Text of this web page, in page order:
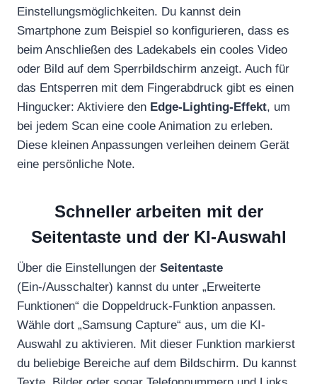
Einstellungsmöglichkeiten. Du kannst dein
Smartphone zum Beispiel so konfigurieren, dass es
beim Anschließen des Ladekabels ein cooles Video
oder Bild auf dem Sperrbildschirm anzeigt. Auch für
das Entsperren mit dem Fingerabdruck gibt es einen
Hingucker: Aktiviere den Edge-Lighting-Effekt, um
bei jedem Scan eine coole Animation zu erleben.
Diese kleinen Anpassungen verleihen deinem Gerät
eine persönliche Note.
Schneller arbeiten mit der
Seitentaste und der KI-Auswahl
Über die Einstellungen der Seitentaste
(Ein-/Ausschalter) kannst du unter „Erweiterte
Funktionen“ die Doppeldruck-Funktion anpassen.
Wähle dort „Samsung Capture“ aus, um die KI-
Auswahl zu aktivieren. Mit dieser Funktion markierst
du beliebige Bereiche auf dem Bildschirm. Du kannst